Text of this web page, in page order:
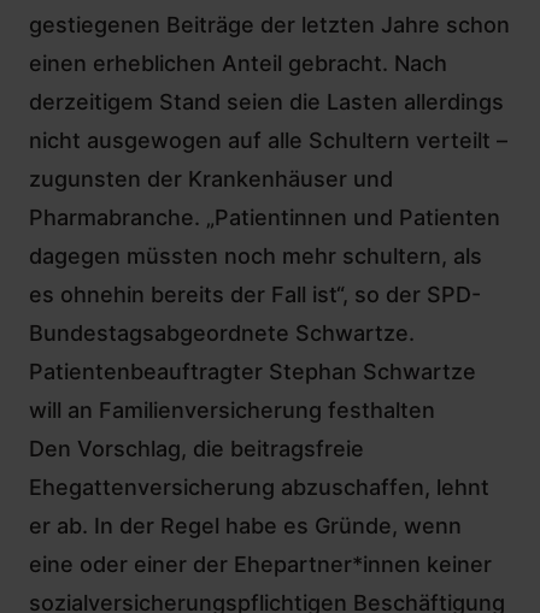
gestiegenen Beiträge der letzten Jahre schon
einen erheblichen Anteil gebracht. Nach
derzeitigem Stand seien die Lasten allerdings
nicht ausgewogen auf alle Schultern verteilt –
zugunsten der Krankenhäuser und
Pharmabranche. „Patientinnen und Patienten
dagegen müssten noch mehr schultern, als
es ohnehin bereits der Fall ist“, so der SPD-
Bundestagsabgeordnete Schwartze.
Patientenbeauftragter Stephan Schwartze
will an Familienversicherung festhalten
Den Vorschlag, die beitragsfreie
Ehegattenversicherung abzuschaffen, lehnt
er ab. In der Regel habe es Gründe, wenn
eine oder einer der Ehepartner*innen keiner
sozialversicherungspflichtigen Beschäftigung